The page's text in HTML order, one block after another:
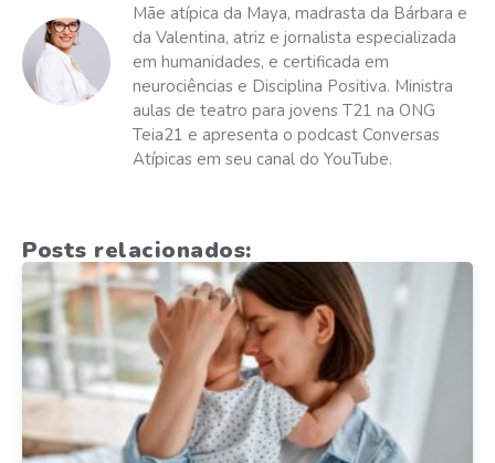
Mãe atípica da Maya, madrasta da Bárbara e
da Valentina, atriz e jornalista especializada
em humanidades, e certificada em
neurociências e Disciplina Positiva. Ministra
aulas de teatro para jovens T21 na ONG
Teia21 e apresenta o podcast Conversas
Atípicas em seu canal do YouTube.
Posts relacionados: